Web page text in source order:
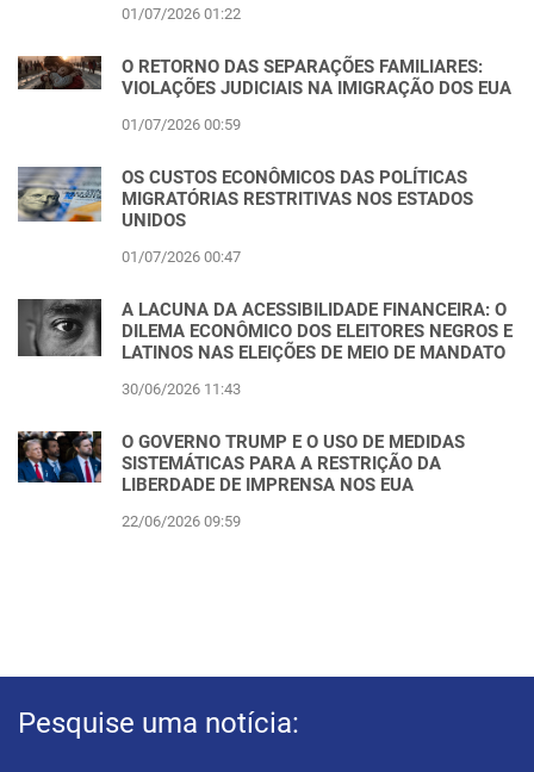
01/07/2026 01:22
O RETORNO DAS SEPARAÇÕES FAMILIARES:
VIOLAÇÕES JUDICIAIS NA IMIGRAÇÃO DOS EUA
01/07/2026 00:59
OS CUSTOS ECONÔMICOS DAS POLÍTICAS
MIGRATÓRIAS RESTRITIVAS NOS ESTADOS
UNIDOS
01/07/2026 00:47
A LACUNA DA ACESSIBILIDADE FINANCEIRA: O
DILEMA ECONÔMICO DOS ELEITORES NEGROS E
LATINOS NAS ELEIÇÕES DE MEIO DE MANDATO
30/06/2026 11:43
O GOVERNO TRUMP E O USO DE MEDIDAS
SISTEMÁTICAS PARA A RESTRIÇÃO DA
LIBERDADE DE IMPRENSA NOS EUA
22/06/2026 09:59
Pesquise uma notícia: